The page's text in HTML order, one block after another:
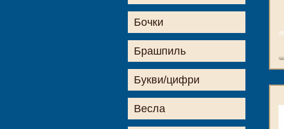
Бочки
Брашпиль
Букви/цифри
Весла